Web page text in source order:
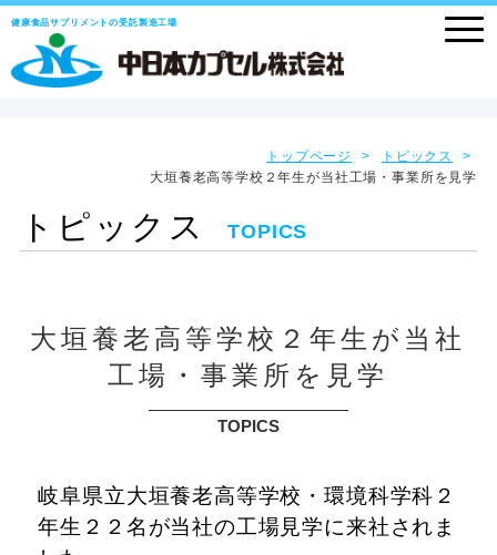
健康食品サプリメントの受託製造工場
トップページ
トピックス
大垣養老高等学校２年生が当社工場・事業所を見学
トピックス TOPICS
大垣養老高等学校２年生が当社
工場・事業所を見学
TOPICS
岐阜県立大垣養老高等学校・環境科学科２
年生２２名が当社の工場見学に来社されま